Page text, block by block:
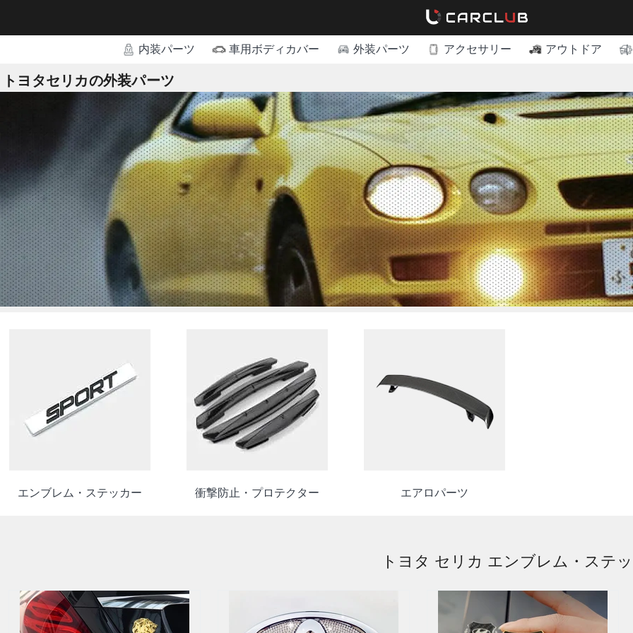
内装パーツ 車用ボディカバー 外装パーツ アクセサリー アウトドア
トヨタセリカの外装パーツ
エンブレム・ステッカー 衝撃防止・プロテクター エアロパーツ
トヨタ セリカ エンブレム・ステ